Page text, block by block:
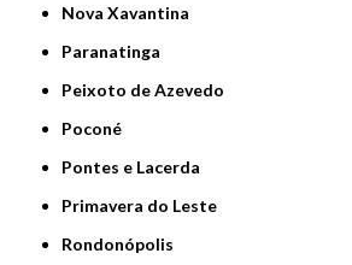
Nova Xavantina
Paranatinga
Peixoto de Azevedo
Poconé
Pontes e Lacerda
Primavera do Leste
Rondonópolis